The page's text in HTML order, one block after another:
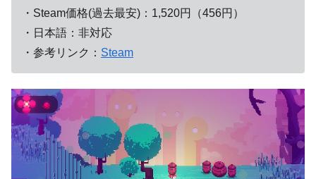
・Steam価格(過去最安)：1,520円（456円）
・日本語：非対応
・参考リンク： Steam